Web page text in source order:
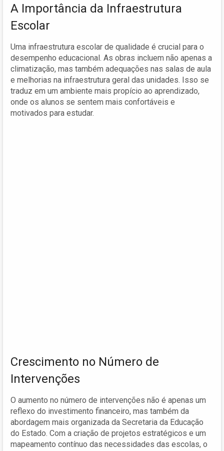
A Importância da Infraestrutura
Escolar
Uma infraestrutura escolar de qualidade é crucial para o
desempenho educacional. As obras incluem não apenas a
climatização, mas também adequações nas salas de aula
e melhorias na infraestrutura geral das unidades. Isso se
traduz em um ambiente mais propício ao aprendizado,
onde os alunos se sentem mais confortáveis e
motivados para estudar.
Crescimento no Número de
Intervenções
O aumento no número de intervenções não é apenas um
reflexo do investimento financeiro, mas também da
abordagem mais organizada da Secretaria da Educação
do Estado. Com a criação de projetos estratégicos e um
mapeamento contínuo das necessidades das escolas, o